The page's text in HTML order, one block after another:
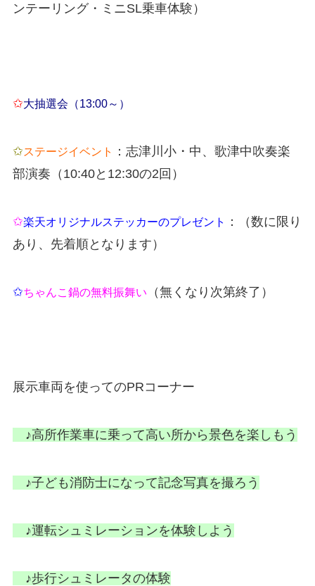
ンテーリング・ミニSL乗車体験）
✩大抽選会（13:00～）
✩ステージイベント
：志津川小・中、歌津中吹奏楽
部演奏（10:40と12:30の2回）
✩楽天オリジナルステッカーのプレゼント
：（数に限り
あり、先着順となります）
✩ちゃんこ鍋の無料振舞い （無くなり次第終了）
展示車両を使ってのPRコーナー
♪高所作業車に乗って高い所から景色を楽しもう
♪子ども消防士になって記念写真を撮ろう
♪運転シュミレーションを体験しよう
♪歩行シュミレータの体験